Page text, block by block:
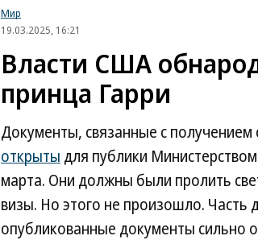
Мир
19.03.2025, 16:21
Власти США
принца Гарри
Документы, связанные с
открыты для публики
марта. Они должны были пролить
визы. Но этого не произошло. Часть
опубликованные документы сильно